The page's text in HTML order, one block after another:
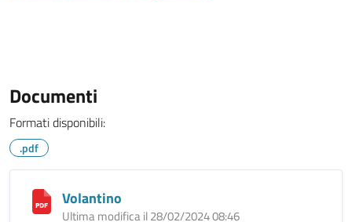
Documenti
Formati disponibili:
.pdf
Volantino
Ultima modifica il 28/02/2024 08:46